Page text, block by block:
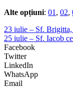
Alte opțiuni: 01 , 02,
23 iulie – Sf. Brigitta,
25 iulie – Sf. Iacob
Facebook
Twitter
LinkedIn
WhatsApp
Email